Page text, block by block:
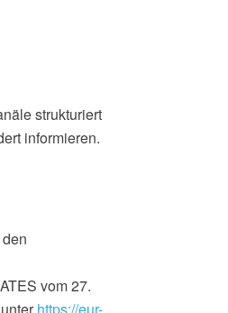
strukturiert
informieren.
vom 27.